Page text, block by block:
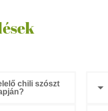
chili szószt